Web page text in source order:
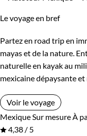
Le voyage en bref
Partez en road trip en
mayas et de la nature.
naturelle en kayak au
mexicaine dépaysante et
Voir le voyage
Mexique Sur mesure À
4,38 / 5